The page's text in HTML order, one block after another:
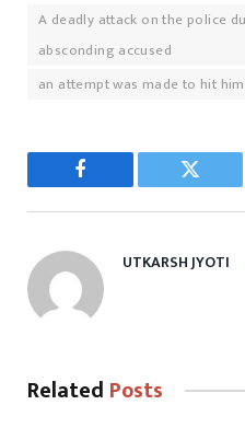
A deadly attack on the police
absconding accused
an attempt was made to hit
Facebook Twitter
UTKARSH JYOTI
Related Posts